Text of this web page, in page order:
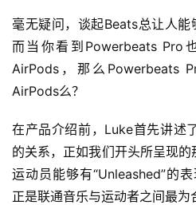
毫无疑问，谈起Beats总让人能
而当你看到Powerbeats Pro
AirPods，那么Powerbeats
AirPods么？
在产品介绍前，Luke首先讲述
的关系，正如我们开头所呈现
运动员能够有“Unleashed”的
正是联通音乐与运动者之间最为